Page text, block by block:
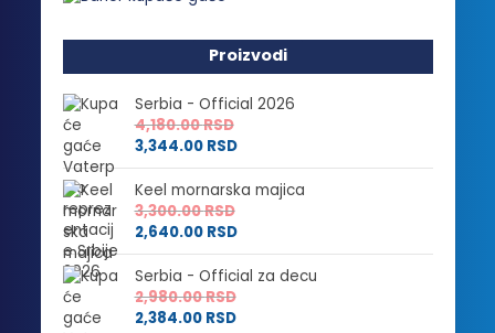
Proizvodi
Serbia - Official 2026
4,180.00RSD
3,344.00 RSD
Keel mornarska majica
3,300.00RSD
2,640.00 RSD
Serbia - Official za decu
2,980.00RSD
2,384.00 RSD